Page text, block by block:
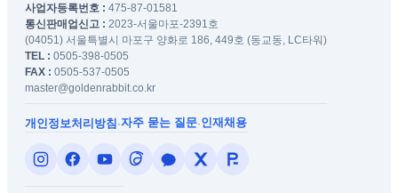
사업자등록번호 : 475-87-01581
통신판매업신고 : 2023-서울마포-2391호
(04051) 서울특별시 마포구 양화로 186, 449호 (동교동, LC타워)
TEL : 0505-398-0505
FAX : 0505-537-0505
master@goldenrabbit.co.kr
개인정보처리방침 ·자주 묻는 질문·인재채용